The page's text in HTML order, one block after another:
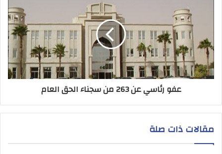
عفو رئاسي عن 263 من سجناء الحق العام
مقالات ذات صلة